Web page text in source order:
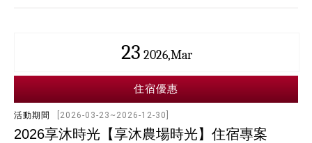
23 2026,Mar
住宿優惠
活動期間 [2026-03-23~2026-12-30]
2026享沐時光【享沐農場時光】住宿專案